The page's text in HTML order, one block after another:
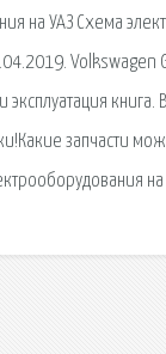
на УАЗ Схема
Volkswagen
запчасти
на